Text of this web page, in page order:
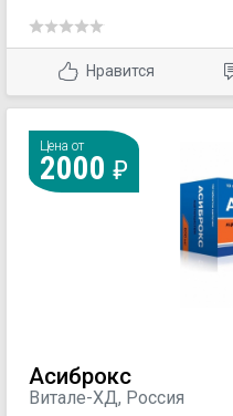
сурфактанта и
вследствие чего
выведению
секреции жидкости и
кашель.
Нравится
Цена от
2000
Асиброкс
Витале-ХД, Россия